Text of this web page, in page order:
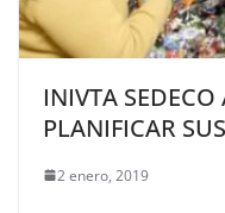
INIVTA
PLANIFICAR
2 enero, 2019